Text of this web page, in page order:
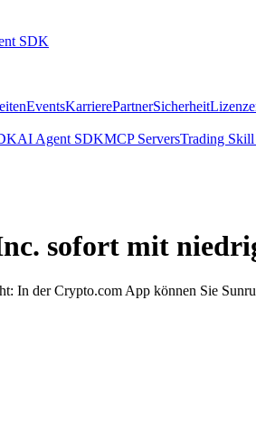
SDK
EventsKarrierePartnerSicherheit
AI Agent SDKMCP ServersTrading
sofort mit
In der Crypto.com App können Sie